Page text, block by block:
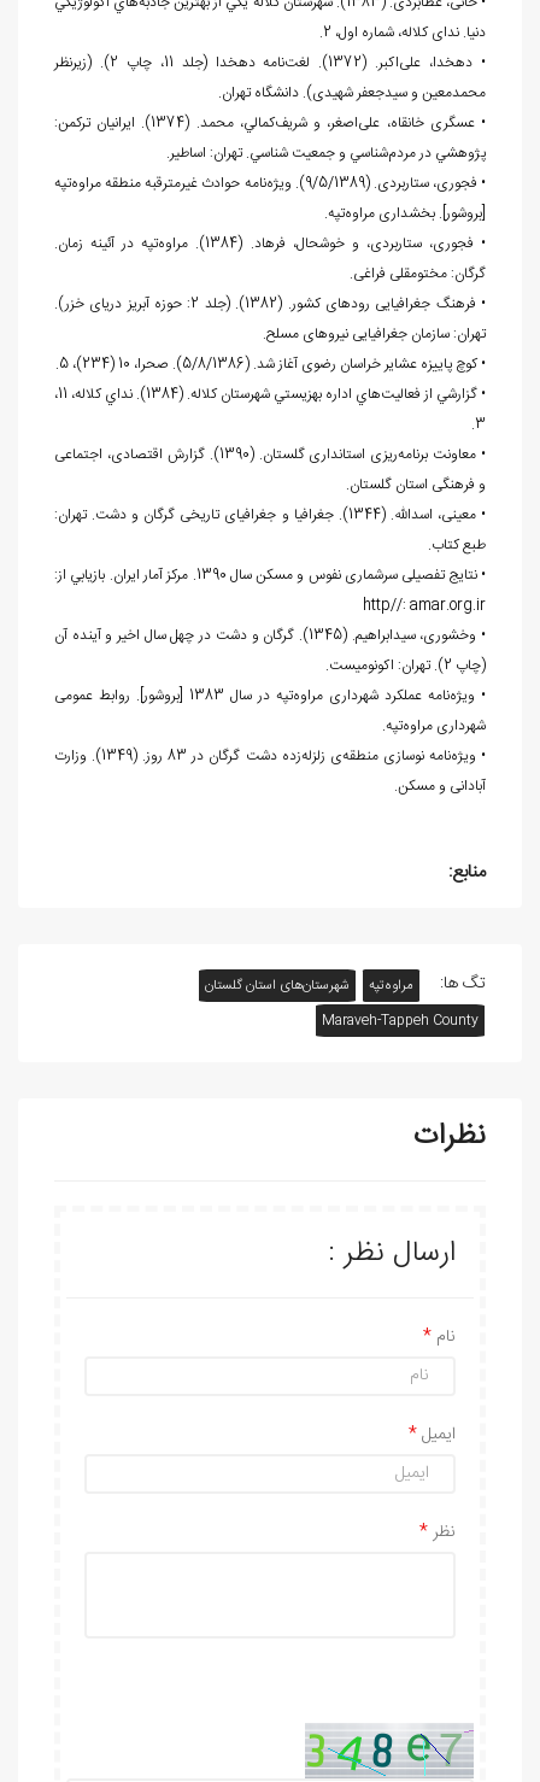
دنيا. ندای کلاله، شماره اول، 2.
• دهخدا، علی‌اکبر. (1372). لغت‌نامه دهخدا (جلد 11، چاپ 2). (زیرنظر
محمدمعین و سیدجعفر شهیدی). دانشگاه تهران.
• عسگری خانقاه، علی‌اصغر، و شريف‌كمالي، محمد. (1374). ایرانیان ترکمن:
پژوهشي در مردم‌شناسي و جمعيت شناسي. تهران: اساطیر.
• فجوری، ستاربردی. (9/5/1389). ویژه‌نامه حوادث غیرمترقبه منطقه مراوه­‌تپه
[بروشور]. بخشداری مراوه­‌تپه.
• فجوری، ستاربردی، و خوشحال، فرهاد. (1384). مراوه‌تپه در آئینه زمان.
گرگان: مختومقلی فراغی.
• فرهنگ جغرافیایی رودهای کشور. (1382). (جلد 2: حوزه آبریز دریای خزر).
تهران: سازمان جغرافیایی نیروهای مسلح.
• کوچ پاییزه عشایر خراسان رضوی آغاز شد. (5/8/1386). صحرا، 10 (234)، 5.
• گزارشي از فعاليت‌هاي اداره بهزيستي شهرستان كلاله. (1384). نداي كلاله، 11،
3.
• معاونت برنامه‌ریزی استانداری گلستان. (1390). گزارش اقتصادی، اجتماعی
و فرهنگی استان گلستان.
• معینی، اسدالله. (1344). جغرافیا و جغرافیای تاریخی گرگان و دشت. تهران:
طبع کتاب.
• نتایج تفصیلی سرشماری نفوس و مسکن سال 1390. مرکز آمار ایران. بازيابي از:
http//: amar.org.ir
• وخشوری، سیدابراهیم. (1345). گرگان و دشت در چهل سال اخیر و آینده آن
(چاپ 2). تهران: اكونوميست.
• ویژه‌­نامه عملکرد شهرداری مراوه‌تپه در سال 1383 [بروشور]. روابط عمومی
شهرداری مراوه‌­تپه.
• ویژه‌نامه نوسازی منطقه‌ی زلزله‌زده دشت گرگان در 83 روز. (1349). وزارت
آبادانی و مسکن.
منابع:
تگ ها: مراوه‌تپه
شهرستان‌های استان گلستان
Maraveh-Tappeh County
نظرات
ارسال نظر :
نام
ایمیل
نظر